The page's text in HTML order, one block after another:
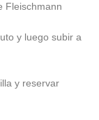
Fleischmann
y luego subir a
y reservar